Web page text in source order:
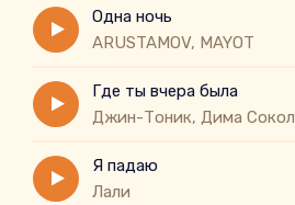
Одна ночь
ARUSTAMOV, MAYOT
Где ты вчера была
Джин-Тоник, Дима Сокол
Я падаю
Лали